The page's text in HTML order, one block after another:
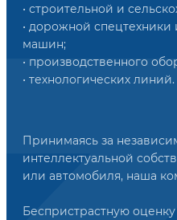
• строительной и
• дорожной
машин;
• производственного
• технологических линий.
Принимаясь за
интеллектуальной
или автомобиля, наша
Беспристрастную